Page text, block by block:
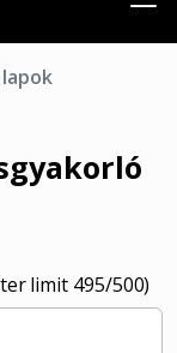
limit 495/500)